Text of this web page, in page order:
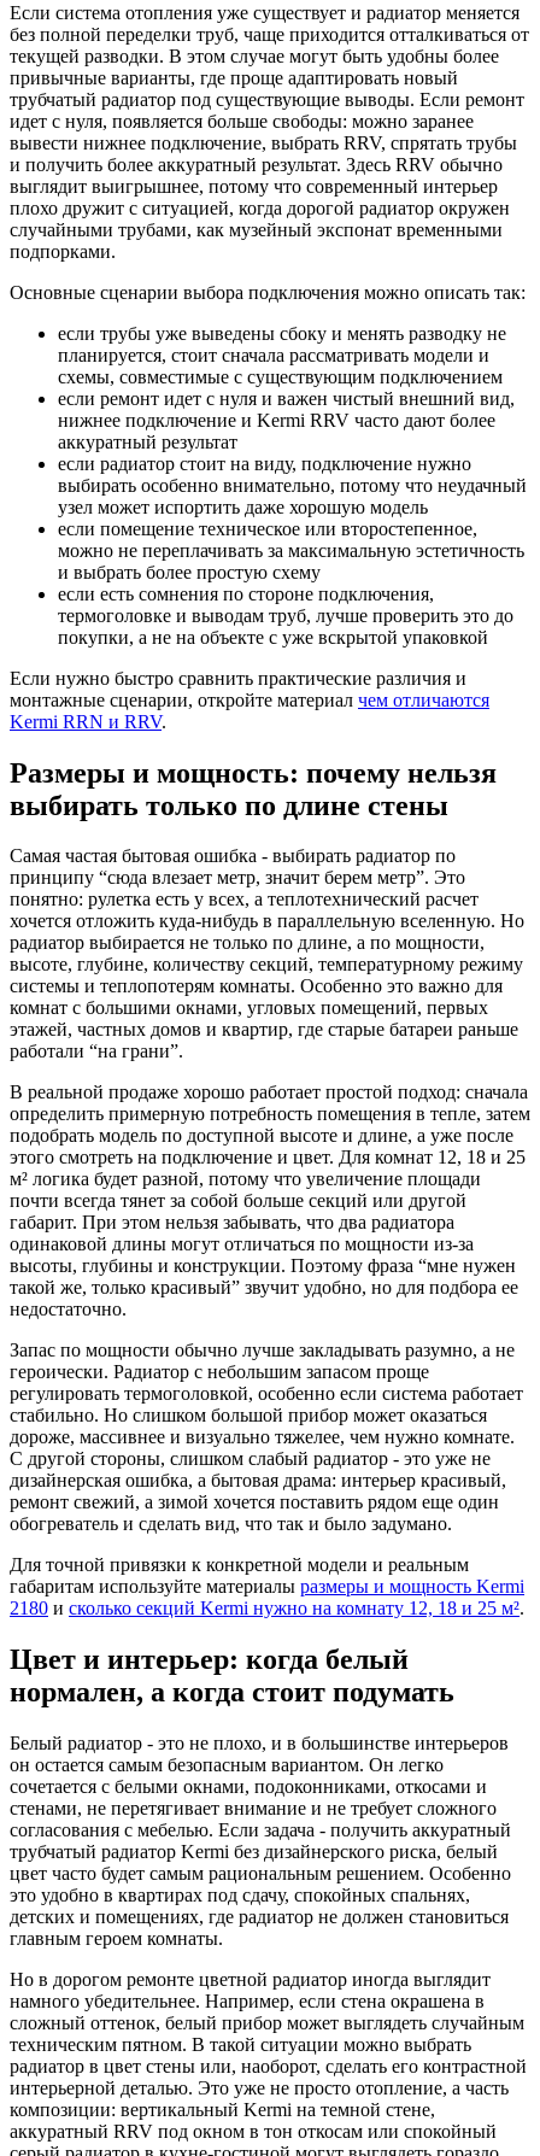
Если система отопления уже существует и радиатор меняется
без полной переделки труб, чаще приходится отталкиваться от
текущей разводки. В этом случае могут быть удобны более
привычные варианты, где проще адаптировать новый
трубчатый радиатор под существующие выводы. Если ремонт
идет с нуля, появляется больше свободы: можно заранее
вывести нижнее подключение, выбрать RRV, спрятать трубы
и получить более аккуратный результат. Здесь RRV обычно
выглядит выигрышнее, потому что современный интерьер
плохо дружит с ситуацией, когда дорогой радиатор окружен
случайными трубами, как музейный экспонат временными
подпорками.
Основные сценарии выбора подключения можно описать так:
если трубы уже выведены сбоку и менять разводку не
планируется, стоит сначала рассматривать модели и
схемы, совместимые с существующим подключением
если ремонт идет с нуля и важен чистый внешний вид,
нижнее подключение и Kermi RRV часто дают более
аккуратный результат
если радиатор стоит на виду, подключение нужно
выбирать особенно внимательно, потому что неудачный
узел может испортить даже хорошую модель
если помещение техническое или второстепенное,
можно не переплачивать за максимальную эстетичность
и выбрать более простую схему
если есть сомнения по стороне подключения,
термоголовке и выводам труб, лучше проверить это до
покупки, а не на объекте с уже вскрытой упаковкой
Если нужно быстро сравнить практические различия и
монтажные сценарии, откройте материал чем отличаются
Kermi RRN и RRV.
Размеры и мощность: почему нельзя
выбирать только по длине стены
Самая частая бытовая ошибка - выбирать радиатор по
принципу “сюда влезает метр, значит берем метр”. Это
понятно: рулетка есть у всех, а теплотехнический расчет
хочется отложить куда-нибудь в параллельную вселенную. Но
радиатор выбирается не только по длине, а по мощности,
высоте, глубине, количеству секций, температурному режиму
системы и теплопотерям комнаты. Особенно это важно для
комнат с большими окнами, угловых помещений, первых
этажей, частных домов и квартир, где старые батареи раньше
работали “на грани”.
В реальной продаже хорошо работает простой подход: сначала
определить примерную потребность помещения в тепле, затем
подобрать модель по доступной высоте и длине, а уже после
этого смотреть на подключение и цвет. Для комнат 12, 18 и 25
м² логика будет разной, потому что увеличение площади
почти всегда тянет за собой больше секций или другой
габарит. При этом нельзя забывать, что два радиатора
одинаковой длины могут отличаться по мощности из-за
высоты, глубины и конструкции. Поэтому фраза “мне нужен
такой же, только красивый” звучит удобно, но для подбора ее
недостаточно.
Запас по мощности обычно лучше закладывать разумно, а не
героически. Радиатор с небольшим запасом проще
регулировать термоголовкой, особенно если система работает
стабильно. Но слишком большой прибор может оказаться
дороже, массивнее и визуально тяжелее, чем нужно комнате.
С другой стороны, слишком слабый радиатор - это уже не
дизайнерская ошибка, а бытовая драма: интерьер красивый,
ремонт свежий, а зимой хочется поставить рядом еще один
обогреватель и сделать вид, что так и было задумано.
Для точной привязки к конкретной модели и реальным
габаритам используйте материалы размеры и мощность Kermi
2180 и сколько секций Kermi нужно на комнату 12, 18 и 25 м².
Цвет и интерьер: когда белый
нормален, а когда стоит подумать
Белый радиатор - это не плохо, и в большинстве интерьеров
он остается самым безопасным вариантом. Он легко
сочетается с белыми окнами, подоконниками, откосами и
стенами, не перетягивает внимание и не требует сложного
согласования с мебелью. Если задача - получить аккуратный
трубчатый радиатор Kermi без дизайнерского риска, белый
цвет часто будет самым рациональным решением. Особенно
это удобно в квартирах под сдачу, спокойных спальнях,
детских и помещениях, где радиатор не должен становиться
главным героем комнаты.
Но в дорогом ремонте цветной радиатор иногда выглядит
намного убедительнее. Например, если стена окрашена в
сложный оттенок, белый прибор может выглядеть случайным
техническим пятном. В такой ситуации можно выбрать
радиатор в цвет стены или, наоборот, сделать его контрастной
интерьерной деталью. Это уже не просто отопление, а часть
композиции: вертикальный Kermi на темной стене,
аккуратный RRV под окном в тон откосам или спокойный